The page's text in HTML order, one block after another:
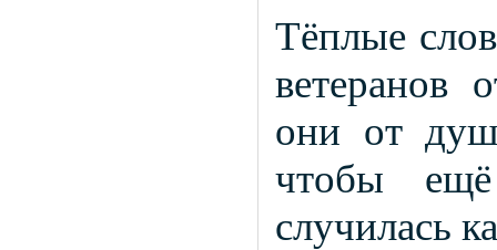
Тёплые
ветеранов
они от
чтобы
случилась